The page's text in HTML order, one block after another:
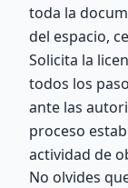
toda la
del espacio,
Solicita la
todos los
ante las
proceso
actividad de
No olvides